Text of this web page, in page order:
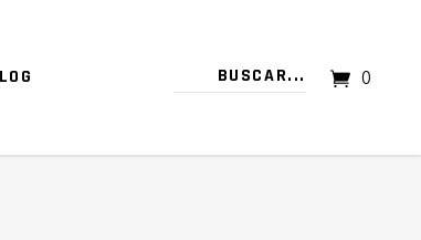
0
CARRITO ESTÁ VACÍO.